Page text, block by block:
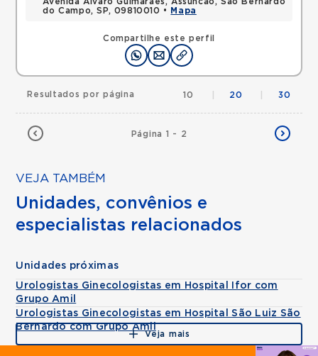
Compartilhe este perfil
do Campo, SP, 09810010 •
Mapa
Página 1 - 2
Resultados por página 10 20 30
VEJA TAMBÉM
Unidades, convênios e
especialistas relacionados
Unidades próximas
Urologistas Ginecologistas em Hospital Ifor com
Grupo Amil
Urologistas Ginecologistas em Hospital São Luiz São
Bernardo com Grupo Amil
Veja mais